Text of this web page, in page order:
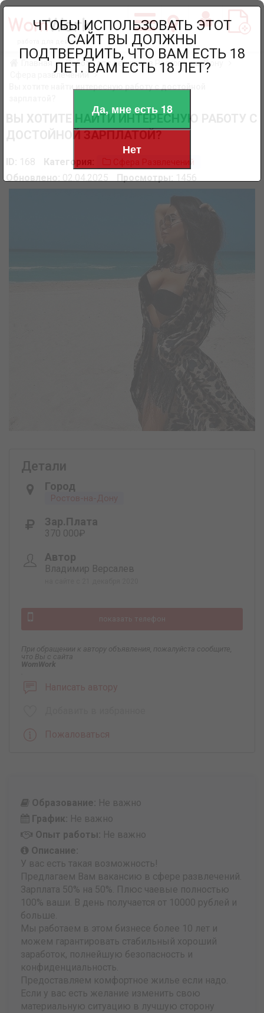
работа для девушек
Главная
Работа для девушек в Ростове-на-Дону
Сфера развлечений
ВЫ ХОТИТЕ НАЙТИ ИНТЕРЕСНУЮ РАБОТУ С
ДОСТОЙНОЙ ЗАРПЛАТОЙ?
ID: 168 Категория: Сфера Развлечений
Обновлено: 02.04.2025 Просмотры: 1456
Детали
Город
Ростов-на-Дону
Зар.плата
370 000₽
Автор
Владимир Версалев
показать телефон
При обращении к автору объявления, пожалуйста сообщите,
что Вы с сайта
WomWork
Написать автору
Пожаловаться
Образование: Не важно
График: Не важно
Опыт работы: Не важно
Описание:
У вас есть такая возможность!
Предлагаем Вам вакансию в сфере развлечений.
Зарплата 50% на 50%. Плюс чаевые полностью
100% ваши. В день получается от 10000 рублей и
больше.
Мы работаем в этом бизнесе более 10 лет и
можем гарантировать стабильный хороший
заработок, полнейшую безопасность и
конфиденциальность.
Предоставляем комфортное жилье если надо.
Если у вас есть желание изменить свою
материальную ситуацию в лучшую сторону
ЧТОБЫ ИСПОЛЬЗОВАТЬ ЭТОТ
САЙТ ВЫ ДОЛЖНЫ
ПОДТВЕРДИТЬ, ЧТО ВАМ ЕСТЬ 18
ЛЕТ. ВАМ ЕСТЬ 18 ЛЕТ?
Да, мне есть 18
Нет